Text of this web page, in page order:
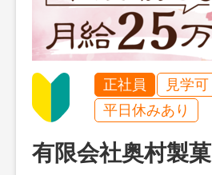
正社員 見学可
平日休みあり
有限会社奥村製菓